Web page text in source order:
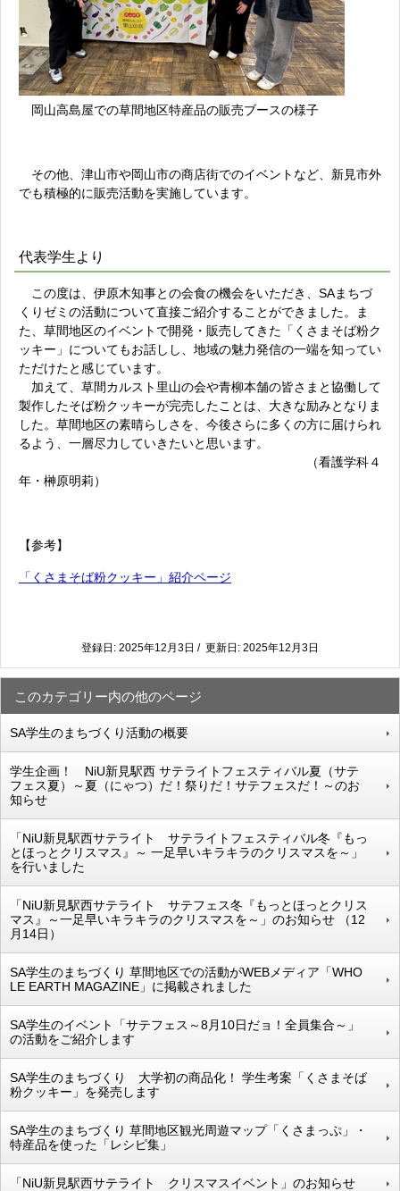
岡山高島屋での草間地区特産品の販売ブースの様子
その他、津山市や岡山市の商店街でのイベントなど、新見市外
でも積極的に販売活動を実施しています。
代表学生より
この度は、伊原木知事との会食の機会をいただき、SAまちづ
くりゼミの活動について直接ご紹介することができました。ま
た、草間地区のイベントで開発・販売してきた「くさまそば粉ク
ッキー」についてもお話しし、地域の魅力発信の一端を知ってい
ただけたと感じています。
加えて、草間カルスト里山の会や青柳本舗の皆さまと協働して
製作したそば粉クッキーが完売したことは、大きな励みとなりま
した。草間地区の素晴らしさを、今後さらに多くの方に届けられ
るよう、一層尽力していきたいと思います。
（看護学科４
年・榊原明莉）
【参考】
「くさまそば粉クッキー」紹介ページ
登録日: 2025年12月3日 / 更新日: 2025年12月3日
このカテゴリー内の他のページ
SA学生のまちづくり活動の概要
学生企画！ NiU新見駅西 サテライトフェスティバル夏（サテ
フェス夏）～夏（にゃつ）だ！祭りだ！サテフェスだ！～のお
知らせ
「NiU新見駅西サテライト サテライトフェスティバル冬『もっ
とほっとクリスマス』～ 一足早いキラキラのクリスマスを～」
を行いました
「NiU新見駅西サテライト サテフェス冬『もっとほっとクリス
マス』～一足早いキラキラのクリスマスを～」のお知らせ （12
月14日）
SA学生のまちづくり 草間地区での活動がWEBメディア「WHO
LE EARTH MAGAZINE」に掲載されました
SA学生のイベント「サテフェス～8月10日だョ！全員集合～」
の活動をご紹介します
SA学生のまちづくり 大学初の商品化！ 学生考案「くさまそば
粉クッキー」を発売します
SA学生のまちづくり 草間地区観光周遊マップ「くさまっぷ」・
特産品を使った「レシピ集」
「NiU新見駅西サテライト クリスマスイベント」のお知らせ